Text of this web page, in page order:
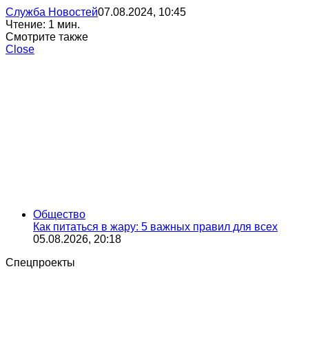
Служба Новостей07.08.2024, 10:45
Чтение: 1 мин.
Смотрите также
Close
Общество
Как питаться в жару: 5 важных правил для всех
05.08.2026, 20:18
Спецпроекты